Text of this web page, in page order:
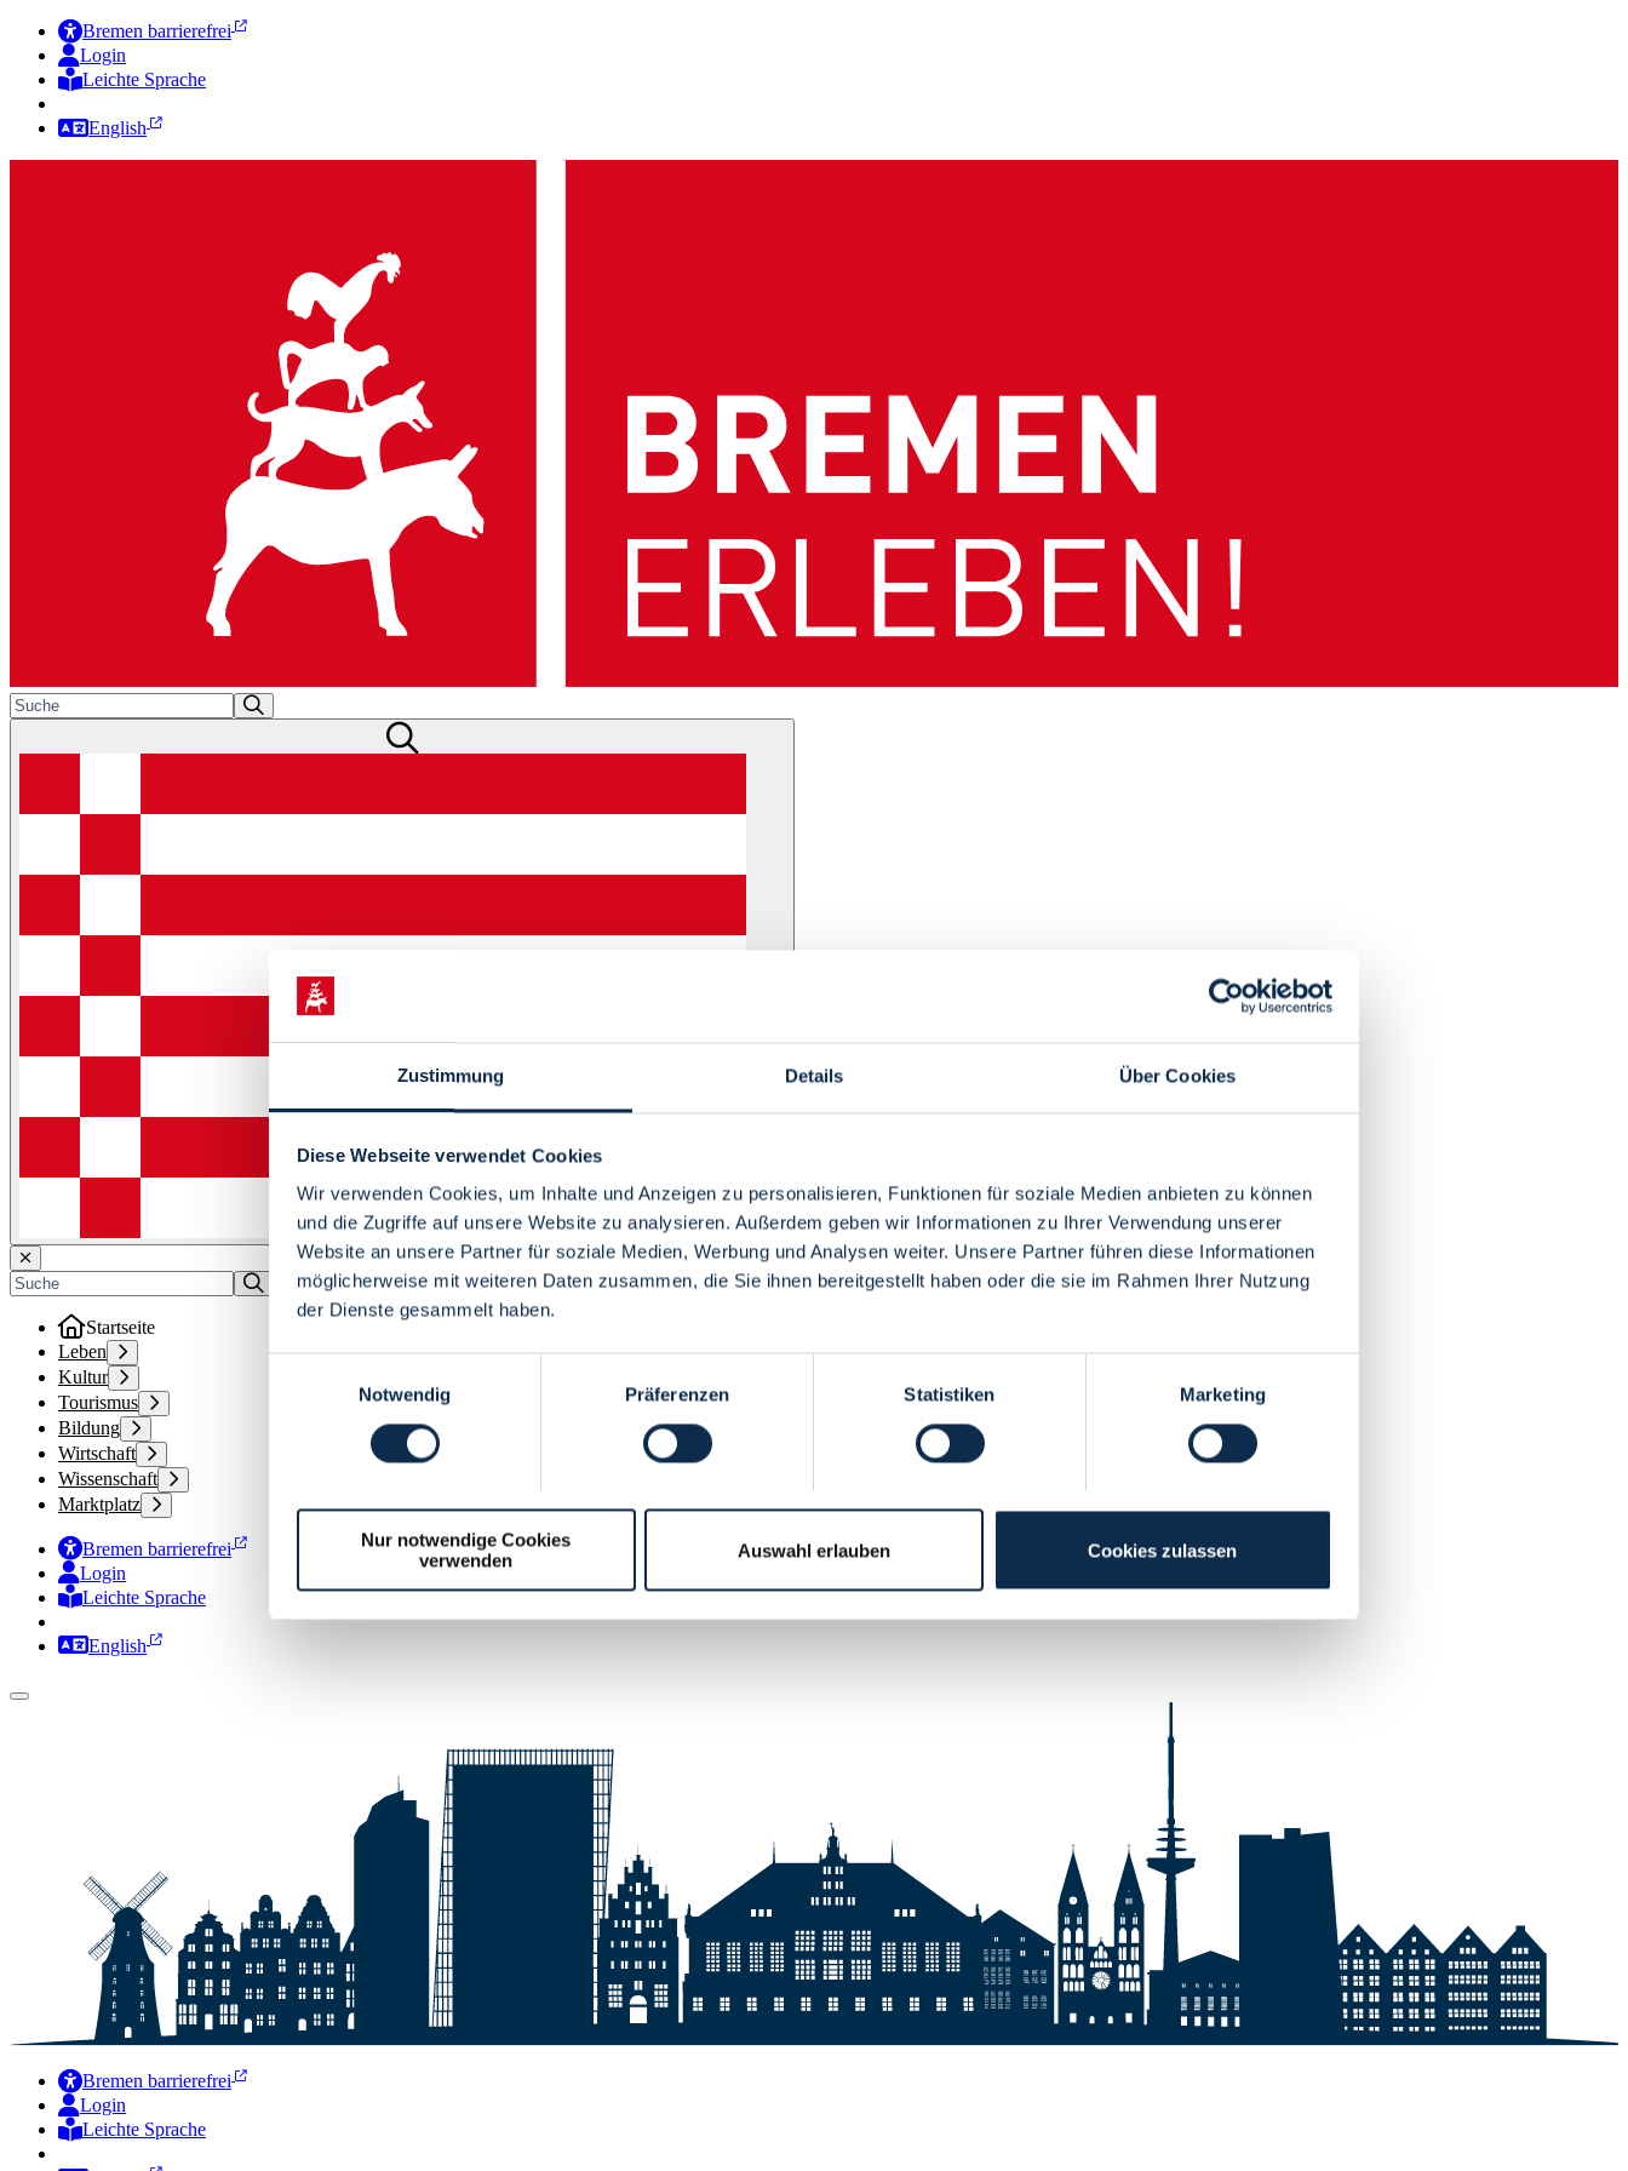
Zustimmung Details Über Cookies
Diese Webseite verwendet Cookies
Wir verwenden Cookies, um Inhalte und Anzeigen zu personalisieren, Funktionen für soziale Medien anbieten zu können
und die Zugriffe auf unsere Website zu analysieren. Außerdem geben wir Informationen zu Ihrer Verwendung unserer
Website an unsere Partner für soziale Medien, Werbung und Analysen weiter. Unsere Partner führen diese Informationen
möglicherweise mit weiteren Daten zusammen, die Sie ihnen bereitgestellt haben oder die sie im Rahmen Ihrer Nutzung
der Dienste gesammelt haben.
Notwendig
Präferenzen Statistiken Marketing
Nur notwendige Cookies
verwenden
Auswahl erlauben Cookies zulassen
Bremen barrierefrei
Login
Leichte Sprache
English
Menü
Startseite
Leben
Kultur
Tourismus
Bildung
Wirtschaft
Wissenschaft
Marktplatz
Bremen barrierefrei
Login
Leichte Sprache
Zur Deutschen Gebärdensprache
English
Bremen barrierefrei
Login
Leichte Sprache